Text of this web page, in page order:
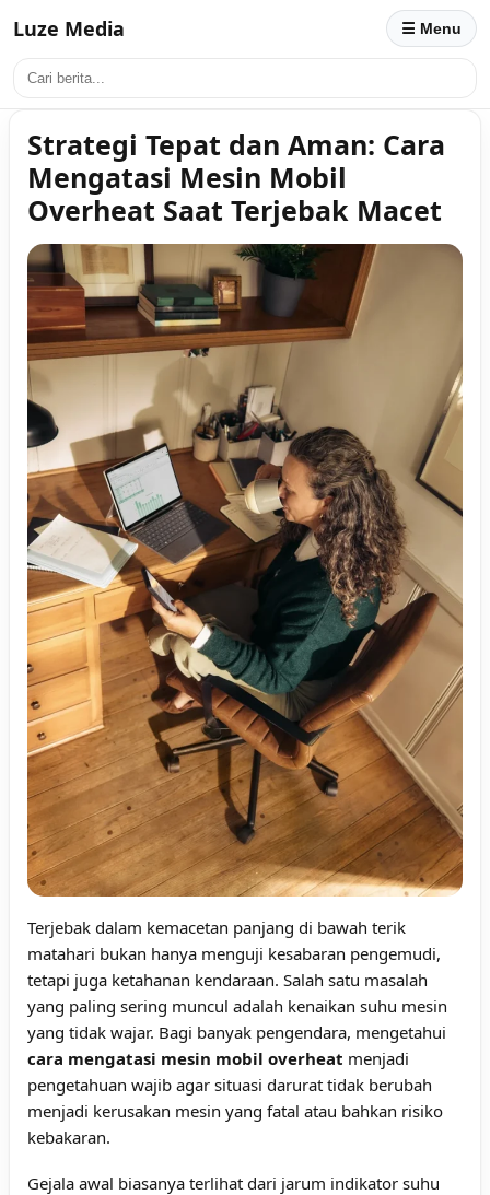
Luze Media ☰ Menu
Strategi Tepat dan Aman: Cara
Mengatasi Mesin Mobil
Overheat Saat Terjebak Macet
Terjebak dalam kemacetan panjang di bawah terik
matahari bukan hanya menguji kesabaran pengemudi,
tetapi juga ketahanan kendaraan. Salah satu masalah
yang paling sering muncul adalah kenaikan suhu mesin
yang tidak wajar. Bagi banyak pengendara, mengetahui
cara mengatasi mesin mobil overheat menjadi
pengetahuan wajib agar situasi darurat tidak berubah
menjadi kerusakan mesin yang fatal atau bahkan risiko
kebakaran.
Gejala awal biasanya terlihat dari jarum indikator suhu